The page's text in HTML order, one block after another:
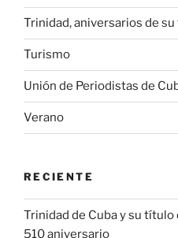
Trinidad, aniversarios de
Turismo
Unión de Periodistas de
Verano
RECIENTE
Trinidad de Cuba y su título
510 aniversario